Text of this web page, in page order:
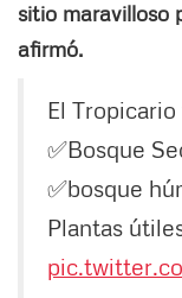
sitio maravilloso
afirmó.
El
✅Bosque
✅bosque
Plantas